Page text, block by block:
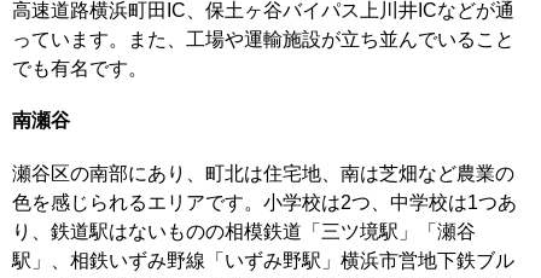
高速道路横浜町田IC、保土ヶ谷バイパス上川井ICなどが通
っています。また、工場や運輸施設が立ち並んでいること
でも有名です。
南瀬谷
瀬谷区の南部にあり、町北は住宅地、南は芝畑など農業の
色を感じられるエリアです。小学校は2つ、中学校は1つあ
り、鉄道駅はないものの相模鉄道「三ツ境駅」「瀬谷
駅」、相鉄いずみ野線「いずみ野駅」横浜市営地下鉄ブル